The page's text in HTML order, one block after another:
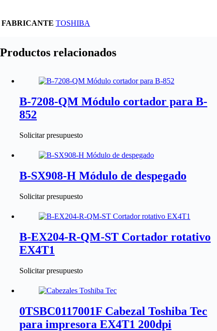
FABRICANTE TOSHIBA
Productos relacionados
B-7208-QM Módulo cortador para B-
852
Solicitar presupuesto
B-SX908-H Módulo de despegado
Solicitar presupuesto
B-EX204-R-QM-ST Cortador rotativo
EX4T1
Solicitar presupuesto
0TSBC0117001F Cabezal Toshiba Tec
para impresora EX4T1 200dpi